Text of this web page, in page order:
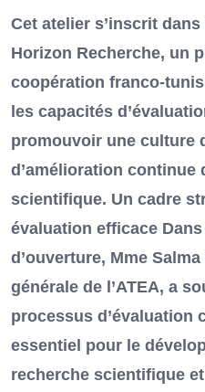
Cet atelier s’inscrit
Horizon Recherche, un
coopération franco-
les capacités
promouvoir une culture
d’amélioration continue
scientifique. Un cadre
évaluation efficace
d’ouverture, Mme
générale de l’ATEA, a
processus d’évaluation
essentiel pour le
recherche scientifique